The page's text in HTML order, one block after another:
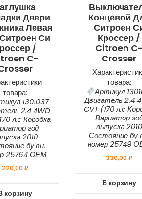
Двери
Левая
Си
/
C-
товара:
1301037
2.4 4WD
л.с Коробка
год
2010
бу вн.
25764 ОЕМ
220,00₽
корзину
Концевой
Ситроен
Кроссер /
Citroen
Crosser
товара:
Артикул
Двигатель 2.4
CVT (170 л.с
Вариатор
выпуска 2010
Состояние бу
номер 25749
330,00₽
В корзину